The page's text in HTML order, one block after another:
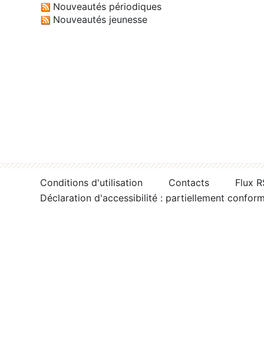
Nouveautés périodiques
Nouveautés jeunesse
Conditions d'utilisation Contacts
Flux
Déclaration d'accessibilité : partiellement